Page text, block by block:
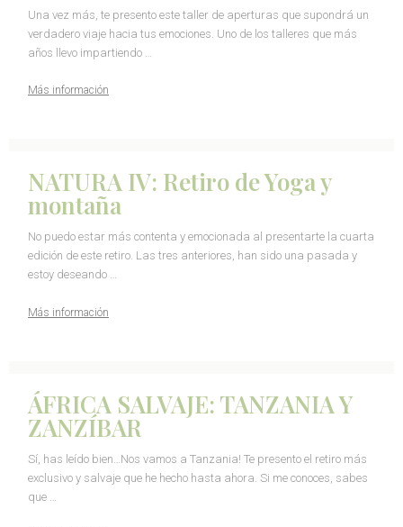
Una vez más, te presento este taller de aperturas que supondrá un
verdadero viaje hacia tus emociones. Uno de los talleres que más
años llevo impartiendo …
Más información
NATURA IV: Retiro de Yoga y
montaña
No puedo estar más contenta y emocionada al presentarte la cuarta
edición de este retiro. Las tres anteriores, han sido una pasada y
estoy deseando …
Más información
ÁFRICA SALVAJE: TANZANIA Y
ZANZÍBAR
Sí, has leído bien…Nos vamos a Tanzania! Te presento el retiro más
exclusivo y salvaje que he hecho hasta ahora. Si me conoces, sabes
que …